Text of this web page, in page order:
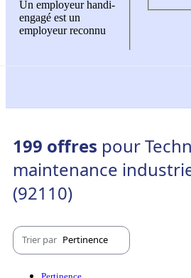
Un employeur handi-
engagé est un
employeur reconnu
199 offres pour
maintenance
(92110)
Trier par Pertinence